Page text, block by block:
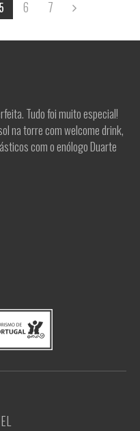
5 6 7
Tudo foi muito especial!
na torre com welcome drink,
com o enólogo Duarte